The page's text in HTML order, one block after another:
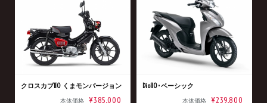
クロスカブ110 くまモンバージョン
本体価格 ¥385,000
Dio110･ベーシック
本体価格 ¥239,800